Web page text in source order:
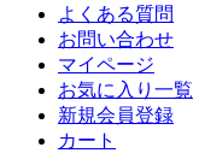
よくある質問
お問い合わせ
マイページ
お気に入り一覧
新規会員登録
カート